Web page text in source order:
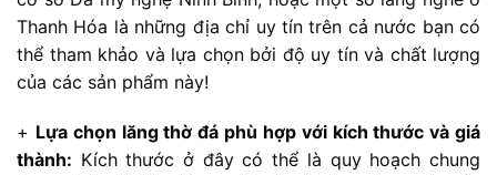
Thanh Hóa là những địa chỉ uy tín trên cả nước bạn có
thể tham khảo và lựa chọn bởi độ uy tín và chất lượng
của các sản phẩm này!
+ Lựa chọn lăng thờ đá phù hợp với kích thước và giá
thành: Kích thước ở đây có thể là quy hoạch chung